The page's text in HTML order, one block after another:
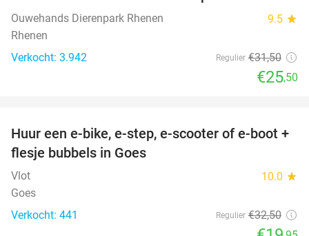
Ouwehands Dierenpark Rhenen 9.5 star
Rhenen
Verkocht: 3.942
Regulier €31,50
€25,50
39%
Huur een e-bike, e-step, e-scooter of e-boot +
flesje bubbels in Goes
Vlot 10.0 star
Goes
Verkocht: 441
Regulier €32,50